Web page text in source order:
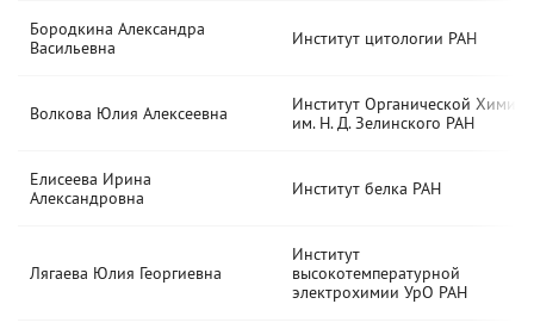
Бородкина Александра
Васильевна
Институт цитологии РАН
Волкова Юлия Алексеевна
Институт Органической Химии
им. Н. Д. Зелинского РАН
Елисеева Ирина
Александровна
Институт белка РАН
Лягаева Юлия Георгиевна
Институт
высокотемпературной
электрохимии УрО РАН